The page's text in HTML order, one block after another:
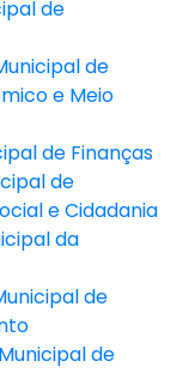
de
de
e Meio
de Finanças
de
e Cidadania
da
de
de